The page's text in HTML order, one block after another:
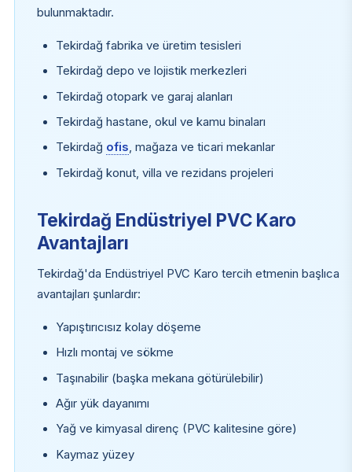
bulunmaktadır.
Tekirdağ fabrika ve üretim tesisleri
Tekirdağ depo ve lojistik merkezleri
Tekirdağ otopark ve garaj alanları
Tekirdağ hastane, okul ve kamu binaları
Tekirdağ ofis, mağaza ve ticari mekanlar
Tekirdağ konut, villa ve rezidans projeleri
Tekirdağ Endüstriyel PVC Karo
Avantajları
Tekirdağ'da Endüstriyel PVC Karo tercih etmenin başlıca
avantajları şunlardır:
Yapıştırıcısız kolay döşeme
Hızlı montaj ve sökme
Taşınabilir (başka mekana götürülebilir)
Ağır yük dayanımı
Yağ ve kimyasal direnç (PVC kalitesine göre)
Kaymaz yüzey